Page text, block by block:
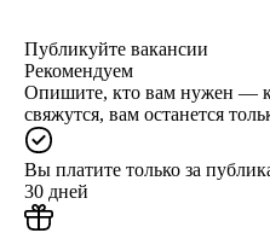
Публикуйте вакансии
Рекомендуем
Опишите, кто вам нужен —
свяжутся, вам останется
Вы платите только за
30 дней